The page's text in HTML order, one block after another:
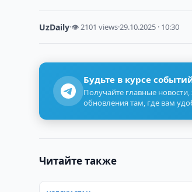
UzDaily·👁 2101 views·29.10.2025 · 10:30
Будьте в курсе
Получайте главные
обновления там, где вам
Читайте также